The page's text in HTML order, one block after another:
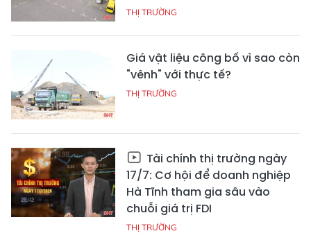
THỊ TRƯỜNG
Giá vật liệu công bố vì sao còn
"vênh" với thực tế?
THỊ TRƯỜNG
Tài chính thị trường ngày
17/7: Cơ hội để doanh nghiệp
Hà Tĩnh tham gia sâu vào
chuỗi giá trị FDI
THỊ TRƯỜNG